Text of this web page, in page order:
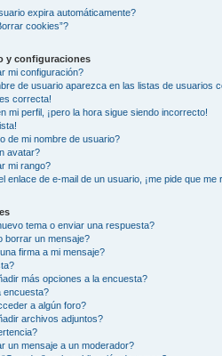
expira automáticamente?
cookies”?
y configuraciones
mi configuración?
de usuario aparezca en las listas de usuarios
correcta!
mi perfil, ¡pero la hora sigue siendo incorrecto!
de mi nombre de usuario?
avatar?
mi rango?
enlace de e-mail de un usuario, ¡me pide que me
tema o enviar una respuesta?
borrar un mensaje?
firma a mi mensaje?
más opciones a la encuesta?
encuesta?
a algún foro?
archivos adjuntos?
un mensaje a un moderador?